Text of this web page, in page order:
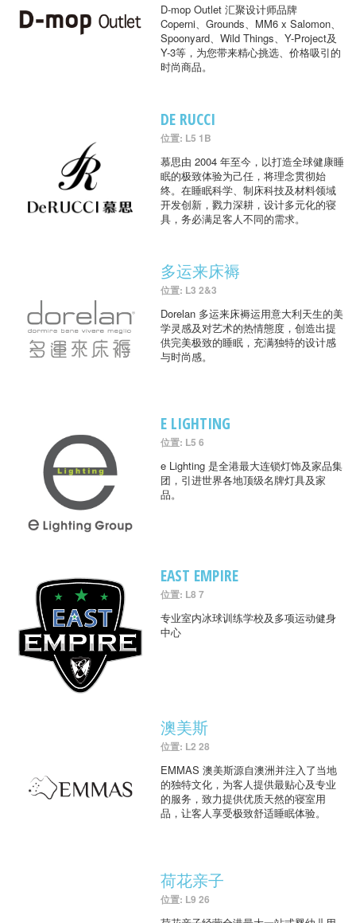
D-mop Outlet 汇聚设计师品牌
Coperni、Grounds、MM6 x Salomon、
Spoonyard、Wild Things、Y-Project及
Y-3等，为您带来精心挑选、价格吸引的
时尚商品。
DE RUCCI
位置: L5 1B
慕思由 2004 年至今，以打造全球健康睡
眠的极致体验为己任，将理念贯彻始
终。在睡眠科学、制床科技及材料领域
开发创新，戮力深耕，设计多元化的寝
具，务必满足客人不同的需求。
多运来床褥
位置: L3 2&3
Dorelan 多运来床褥运用意大利天生的美
学灵感及对艺术的热情態度，创造出提
供完美极致的睡眠，充满独特的设计感
与时尚感。
E LIGHTING
位置: L5 6
e Lighting 是全港最大连锁灯饰及家品集
团，引进世界各地顶级名牌灯具及家
品。
EAST EMPIRE
位置: L8 7
专业室内冰球训练学校及多项运动健身
中心
澳美斯
位置: L2 28
EMMAS 澳美斯源自澳洲并注入了当地
的独特文化，为客人提供最贴心及专业
的服务，致力提供优质天然的寝室用
品，让客人享受极致舒适睡眠体验。
荷花亲子
位置: L9 26